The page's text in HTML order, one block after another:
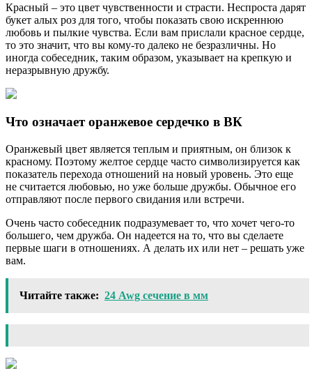
Красный – это цвет чувственности и страсти. Неспроста дарят
букет алых роз для того, чтобы показать свою искреннюю
любовь и пылкие чувства. Если вам прислали красное сердце,
то это значит, что вы кому-то далеко не безразличны. Но
иногда собеседник, таким образом, указывает на крепкую и
неразрывную дружбу.
Что означает оранжевое сердечко в ВК
Оранжевый цвет является теплым и приятным, он близок к
красному. Поэтому желтое сердце часто символизируется как
показатель перехода отношений на новый уровень. Это еще
не считается любовью, но уже больше дружбы. Обычное его
отправляют после первого свидания или встречи.
Очень часто собеседник подразумевает то, что хочет чего-то
большего, чем дружба. Он надеется на то, что вы сделаете
первые шаги в отношениях. А делать их или нет – решать уже
вам.
Читайте также: 24 Awg сечение в мм